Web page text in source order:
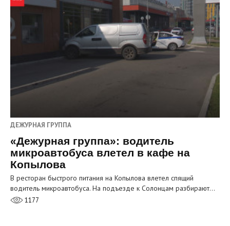
ДЕЖУРНАЯ ГРУППА
«Дежурная группа»: водитель
микроавтобуса влетел в кафе на
Копылова
В ресторан быстрого питания на Копылова влетел спящий
водитель микроавтобуса. На подъезде к Солонцам разбирают…
1177